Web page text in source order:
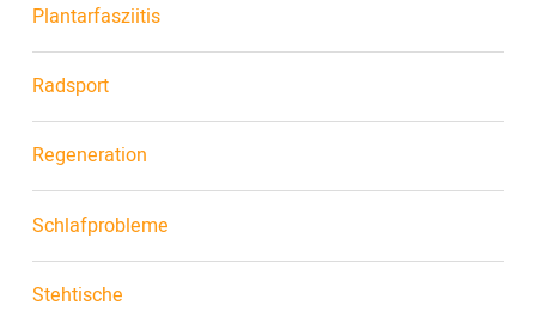
Plantarfasziitis
Radsport
Regeneration
Schlafprobleme
Stehtische